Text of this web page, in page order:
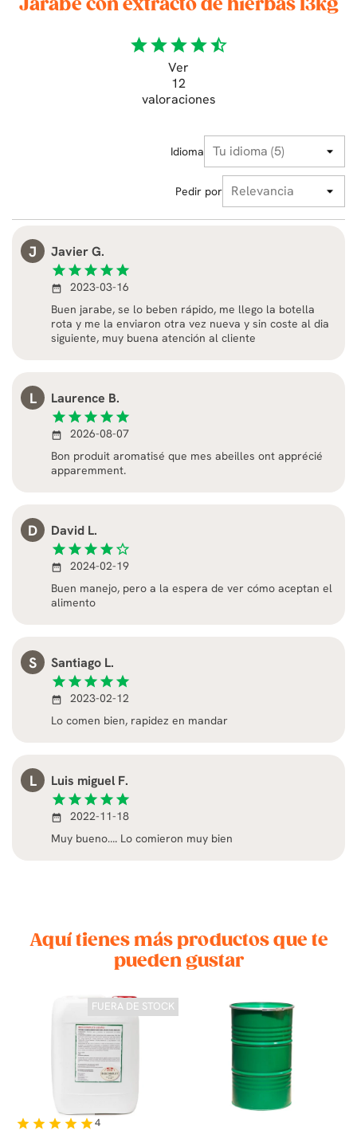
Jarabe con extracto de hierbas 13kg
starstarstarstarstar_half
Ver
12
valoraciones
Idioma
Pedir por
J Javier G.
star star star star star
date_range
2023-03-16
Buen jarabe, se lo beben rápido, me llego la botella
rota y me la enviaron otra vez nueva y sin coste al dia
siguiente, muy buena atención al cliente
L Laurence B.
star star star star star
date_range
2026-08-07
Bon produit aromatisé que mes abeilles ont apprécié
apparemment.
D David L.
star star star star star_border
date_range
2024-02-19
Buen manejo, pero a la espera de ver cómo aceptan el
alimento
S Santiago L.
star star star star star
date_range
2023-02-12
Lo comen bien, rapidez en mandar
L Luis miguel F.
star star star star star
date_range
2022-11-18
Muy bueno…. Lo comieron muy bien
Aquí tienes más productos que te
pueden gustar
FUERA DE STOCK
star star star star star4